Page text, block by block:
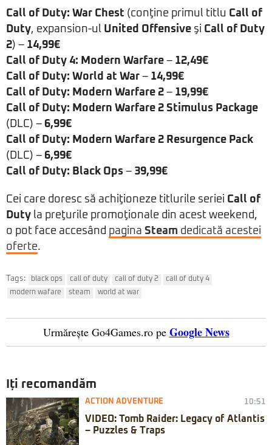
Call of Duty: War Chest (conţine primul titlu Call of
Duty, expansion-ul United Offensive şi Call of Duty
2) – 14,99€
Call of Duty 4: Modern Warfare – 12,49€
Call of Duty: World at War – 14,99€
Call of Duty: Modern Warfare 2 – 19,99€
Call of Duty: Modern Warfare 2 Stimulus Package
(DLC) – 6,99€
Call of Duty: Modern Warfare 2 Resurgence Pack
(DLC) – 6,99€
Call of Duty: Black Ops – 39,99€
Cei care doresc să achiţioneze titlurile seriei Call of
Duty la preţurile promoţionale din acest weekend,
o pot face accesând pagina Steam dedicată acestei
oferte.
Tags: black ops call of duty call of duty 2
call of duty 4
modern wafare
steam world at war
Urmărește Go4Games.ro pe Google News
Iți recomandăm
ACTION ADVENTURE 10:51
VIDEO: Tomb Raider: Legacy of Atlantis
– Puzzles & Traps